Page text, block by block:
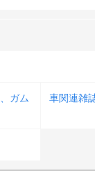
ガム
車関連雑